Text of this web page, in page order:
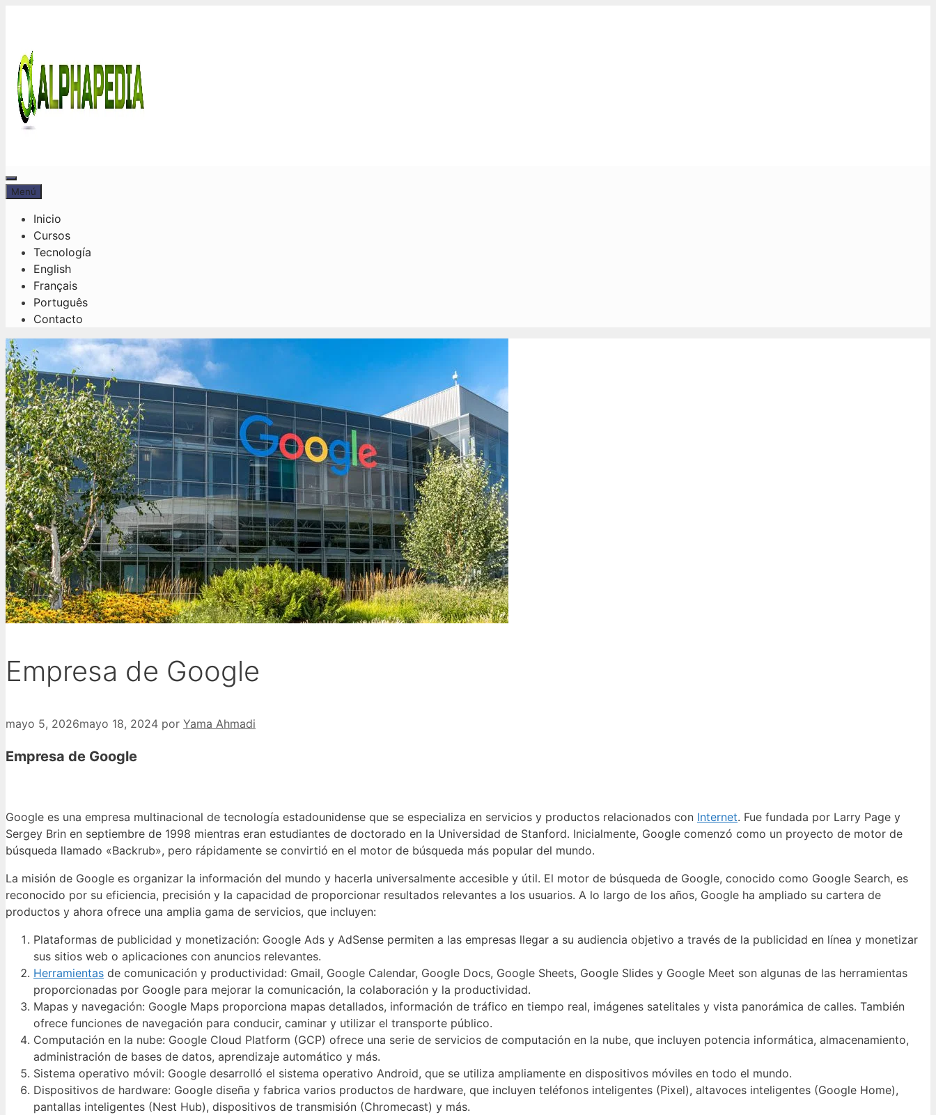
Menú
Menú
Inicio
Cursos
Tecnología
English
Français
Português
Contacto
Empresa de Google
mayo 5, 2026mayo 18, 2024 por Yama Ahmadi
Empresa de Google
Google es una empresa multinacional de tecnología estadounidense que se especializa en servicios y productos relacionados con Internet. Fue fundada por Larry Page y
Sergey Brin en septiembre de 1998 mientras eran estudiantes de doctorado en la Universidad de Stanford. Inicialmente, Google comenzó como un proyecto de motor de
búsqueda llamado «Backrub», pero rápidamente se convirtió en el motor de búsqueda más popular del mundo.
La misión de Google es organizar la información del mundo y hacerla universalmente accesible y útil. El motor de búsqueda de Google, conocido como Google Search, es
reconocido por su eficiencia, precisión y la capacidad de proporcionar resultados relevantes a los usuarios. A lo largo de los años, Google ha ampliado su cartera de
productos y ahora ofrece una amplia gama de servicios, que incluyen:
Plataformas de publicidad y monetización: Google Ads y AdSense permiten a las empresas llegar a su audiencia objetivo a través de la publicidad en línea y monetizar
sus sitios web o aplicaciones con anuncios relevantes.
Herramientas de comunicación y productividad: Gmail, Google Calendar, Google Docs, Google Sheets, Google Slides y Google Meet son algunas de las herramientas
proporcionadas por Google para mejorar la comunicación, la colaboración y la productividad.
Mapas y navegación: Google Maps proporciona mapas detallados, información de tráfico en tiempo real, imágenes satelitales y vista panorámica de calles. También
ofrece funciones de navegación para conducir, caminar y utilizar el transporte público.
Computación en la nube: Google Cloud Platform (GCP) ofrece una serie de servicios de computación en la nube, que incluyen potencia informática, almacenamiento,
administración de bases de datos, aprendizaje automático y más.
Sistema operativo móvil: Google desarrolló el sistema operativo Android, que se utiliza ampliamente en dispositivos móviles en todo el mundo.
Dispositivos de hardware: Google diseña y fabrica varios productos de hardware, que incluyen teléfonos inteligentes (Pixel), altavoces inteligentes (Google Home),
pantallas inteligentes (Nest Hub), dispositivos de transmisión (Chromecast) y más.